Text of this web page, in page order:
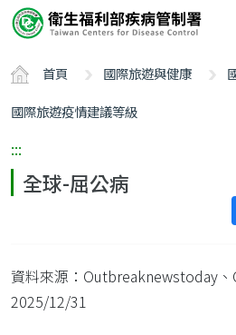
要
容
ALT+C
首頁 國際旅遊與健康
國際旅遊疫情建議等級
:::
全球-屈公病
資料來源：Outbreaknewstoday、
2025/12/31